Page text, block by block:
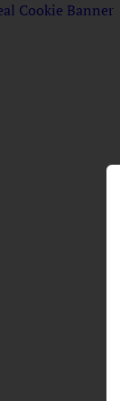
Cookie Banner